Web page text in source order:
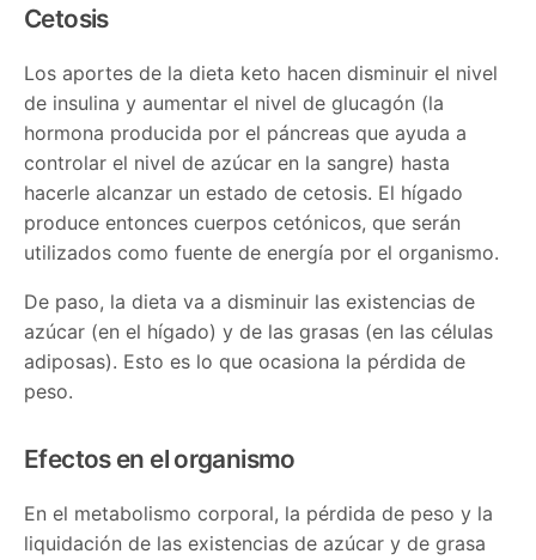
Cetosis
Los aportes de la dieta keto hacen disminuir el nivel
de insulina y aumentar el nivel de glucagón (la
hormona producida por el páncreas que ayuda a
controlar el nivel de azúcar en la sangre) hasta
hacerle alcanzar un estado de cetosis. El hígado
produce entonces cuerpos cetónicos, que serán
utilizados como fuente de energía por el organismo.
De paso, la dieta va a disminuir las existencias de
azúcar (en el hígado) y de las grasas (en las células
adiposas). Esto es lo que ocasiona la pérdida de
peso.
Efectos en el organismo
En el metabolismo corporal, la pérdida de peso y la
liquidación de las existencias de azúcar y de grasa